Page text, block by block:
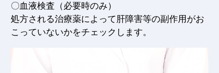
〇血液検査（必要時のみ）
処方される治療薬によって肝障害等の副作用がお
こっていないかをチェックします。